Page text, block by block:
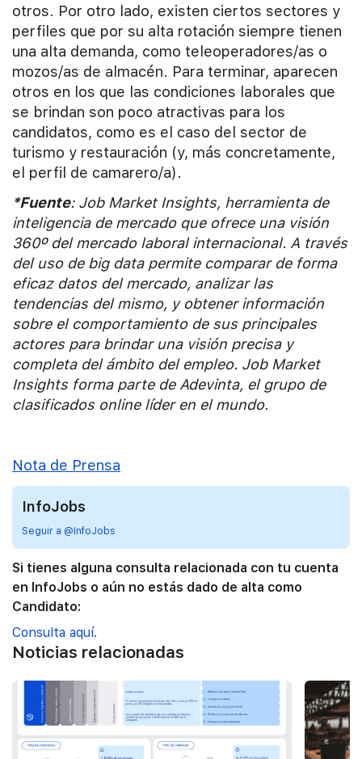
otros. Por otro lado, existen ciertos sectores y
perfiles que por su alta rotación siempre tienen
una alta demanda, como teleoperadores/as o
mozos/as de almacén. Para terminar, aparecen
otros en los que las condiciones laborales que
se brindan son poco atractivas para los
candidatos, como es el caso del sector de
turismo y restauración (y, más concretamente,
el perfil de camarero/a).
*Fuente: Job Market Insights, herramienta de
inteligencia de mercado que ofrece una visión
360º del mercado laboral internacional. A través
del uso de big data permite comparar de forma
eficaz datos del mercado, analizar las
tendencias del mismo, y obtener información
sobre el comportamiento de sus principales
actores para brindar una visión precisa y
completa del ámbito del empleo. Job Market
Insights forma parte de Adevinta, el grupo de
clasificados online líder en el mundo.
Nota de Prensa
InfoJobs
Seguir a @InfoJobs
Si tienes alguna consulta relacionada con tu cuenta
en InfoJobs o aún no estás dado de alta como
Candidato:
Consulta aquí.
Noticias relacionadas